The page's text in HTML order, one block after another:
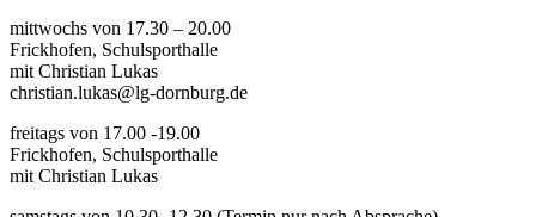
mittwochs von 17.30 – 20.00
Frickhofen, Schulsporthalle
mit Christian Lukas
christian.lukas@lg-dornburg.de
freitags von 17.00 -19.00
Frickhofen, Schulsporthalle
mit Christian Lukas